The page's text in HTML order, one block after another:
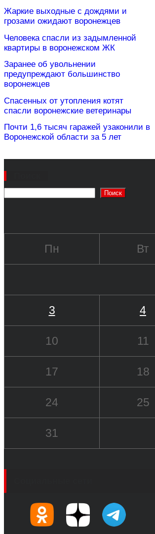
Жаркие выходные с дождями и
грозами ожидают воронежцев
Человека спасли из задымленной
квартиры в воронежском ЖК
Заранее об увольнении
предупреждают большинство
воронежцев
Спасенных от утопления котят
спасли воронежские ветеринары
Почти 1,6 тысяч гаражей узаконили в
Воронежской области за 5 лет
Поиск
Пн Вт
3 4
10 11
17 18
24 25
31